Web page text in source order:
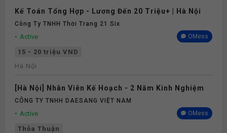
Bảo hiểm
Khám sức khỏe
Kế Toán Tổng Hợp - Lương Đến 20 Triệu+ | Hà Nội
Công Ty TNHH Thời Trang 21 Six
Active OMess
15 - 20 triệu VND
Hà Nội
[Hà Nội] Nhân Viên Kế Hoạch - 2 Năm Kinh Nghiệm
CÔNG TY TNHH DAESANG VIỆT NAM
Active OMess
Thỏa Thuận